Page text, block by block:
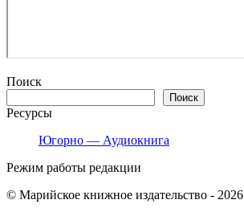
Поиск
Поиск
Ресурсы
Югорно — Аудиокнига
Режим работы редакции
© Марийское книжное издательство - 2026